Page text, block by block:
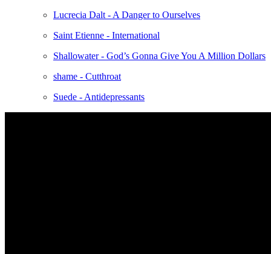
Lucrecia Dalt - A Danger to Ourselves
Saint Etienne - International
Shallowater - God’s Gonna Give You A Million Dollars
shame - Cutthroat
Suede - Antidepressants